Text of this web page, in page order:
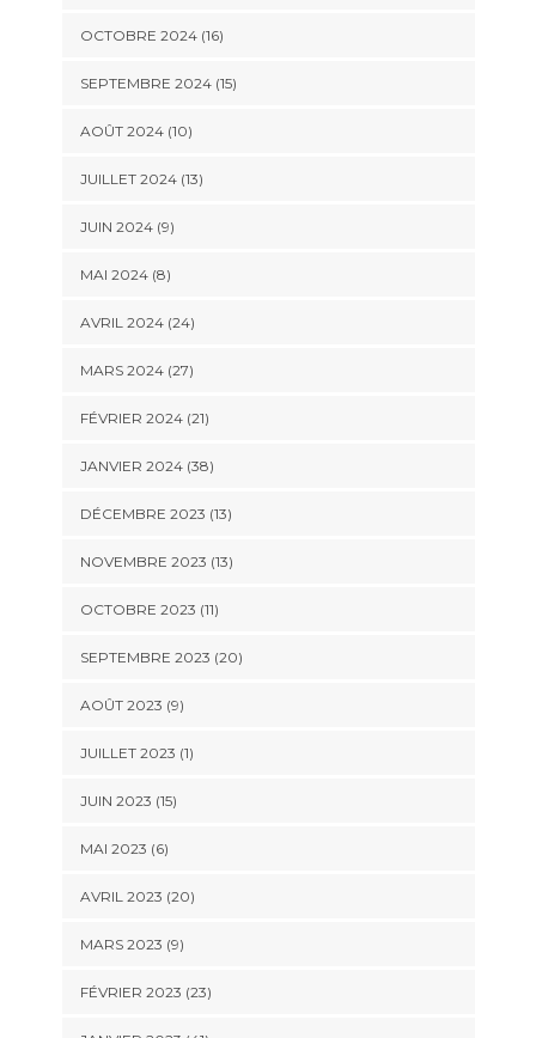
OCTOBRE 2024 (16)
SEPTEMBRE 2024 (15)
AOÛT 2024 (10)
JUILLET 2024 (13)
JUIN 2024 (9)
MAI 2024 (8)
AVRIL 2024 (24)
MARS 2024 (27)
FÉVRIER 2024 (21)
JANVIER 2024 (38)
DÉCEMBRE 2023 (13)
NOVEMBRE 2023 (13)
OCTOBRE 2023 (11)
SEPTEMBRE 2023 (20)
AOÛT 2023 (9)
JUILLET 2023 (1)
JUIN 2023 (15)
MAI 2023 (6)
AVRIL 2023 (20)
MARS 2023 (9)
FÉVRIER 2023 (23)